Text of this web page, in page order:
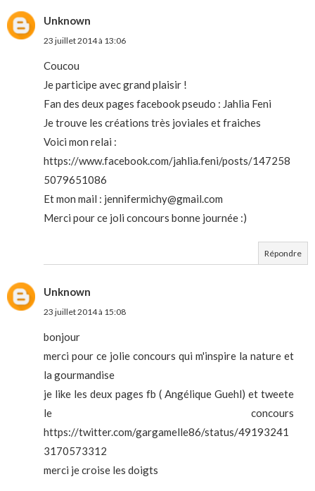
Unknown
23 juillet 2014 à 13:06
Coucou
Je participe avec grand plaisir !
Fan des deux pages facebook pseudo : Jahlia Feni
Je trouve les créations très joviales et fraiches
Voici mon relai :
https://www.facebook.com/jahlia.feni/posts/147258
5079651086
Et mon mail : jennifermichy@gmail.com
Merci pour ce joli concours bonne journée :)
Répondre
Unknown
23 juillet 2014 à 15:08
bonjour
merci pour ce jolie concours qui m'inspire la nature et
la gourmandise
je like les deux pages fb ( Angélique Guehl) et tweete
le concours
https://twitter.com/gargamelle86/status/49193241
3170573312
merci je croise les doigts